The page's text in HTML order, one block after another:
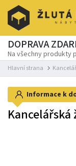
DOPRAVA
Na všechny produkty
Hlavní strana
Informace k
Kancelářská